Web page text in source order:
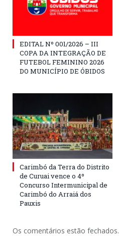
EDITAL Nº 001/2026 – III
COPA DA INTEGRAÇÃO DE
FUTEBOL FEMININO 2026
DO MUNICÍPIO DE ÓBIDOS
Carimbó da Terra do Distrito
de Curuai vence o 4º
Concurso Intermunicipal de
Carimbó do Arraiá dos
Pauxis
Os comentários estão fechados.